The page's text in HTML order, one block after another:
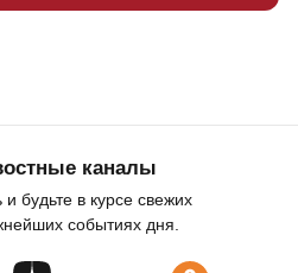
каналы
будьте в курсе свежих
событиях дня.